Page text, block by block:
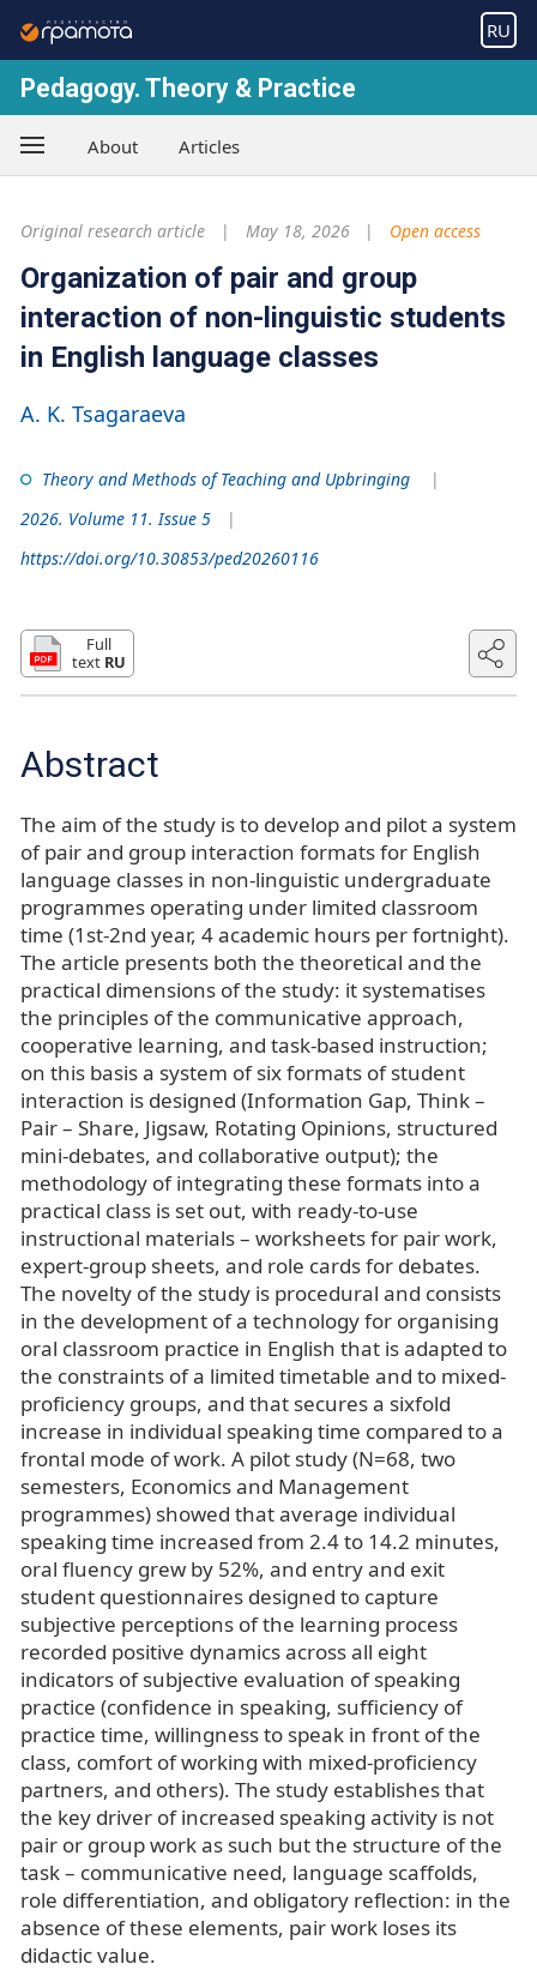
RU
Pedagogy. Theory & Practice
About Articles
Original research article May 18, 2026 Open access
Organization of pair and group
interaction of non-linguistic students
in English language classes
A. K. Tsagaraeva
Theory and Methods of Teaching and Upbringing
2026. Volume 11. Issue 5
https://doi.org/10.30853/ped20260116
Full
text RU
Abstract
The aim of the study is to develop and pilot a system
of pair and group interaction formats for English
language classes in non-linguistic undergraduate
programmes operating under limited classroom
time (1st-2nd year, 4 academic hours per fortnight).
The article presents both the theoretical and the
practical dimensions of the study: it systematises
the principles of the communicative approach,
cooperative learning, and task-based instruction;
on this basis a system of six formats of student
interaction is designed (Information Gap, Think –
Pair – Share, Jigsaw, Rotating Opinions, structured
mini-debates, and collaborative output); the
methodology of integrating these formats into a
practical class is set out, with ready-to-use
instructional materials – worksheets for pair work,
expert-group sheets, and role cards for debates.
The novelty of the study is procedural and consists
in the development of a technology for organising
oral classroom practice in English that is adapted to
the constraints of a limited timetable and to mixed-
proficiency groups, and that secures a sixfold
increase in individual speaking time compared to a
frontal mode of work. A pilot study (N=68, two
semesters, Economics and Management
programmes) showed that average individual
speaking time increased from 2.4 to 14.2 minutes,
oral fluency grew by 52%, and entry and exit
student questionnaires designed to capture
subjective perceptions of the learning process
recorded positive dynamics across all eight
indicators of subjective evaluation of speaking
practice (confidence in speaking, sufficiency of
practice time, willingness to speak in front of the
class, comfort of working with mixed-proficiency
partners, and others). The study establishes that
the key driver of increased speaking activity is not
pair or group work as such but the structure of the
task – communicative need, language scaffolds,
role differentiation, and obligatory reflection: in the
absence of these elements, pair work loses its
didactic value.